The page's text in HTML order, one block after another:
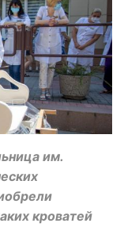
им.
кроватей